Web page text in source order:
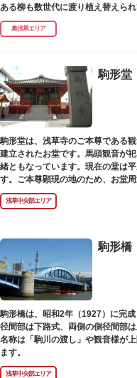
ある柳も数世代に渡り植え替えられ
奥浅草エリア
駒形堂
駒形堂は、浅草寺のご本尊である
建立されたお堂です。馬頭観音が
緒ともなっています。現在の堂は
す。ご本尊顕現の地のため、お堂
り、戒殺碑が建立されました。
浅草中央部エリア
駒形橋
駒形橋は、昭和2年（1927）に完
径間部は下路式、両側の側径間部
名称は「駒川の渡し」や観音様が
ます。
浅草中央部エリア